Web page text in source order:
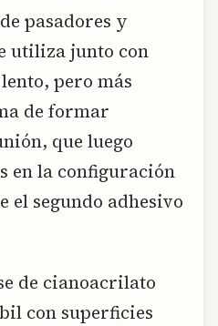
pasadores y
utiliza junto con
pero más
de formar
que luego
en la configuración
el segundo adhesivo
de cianoacrilato
con superficies